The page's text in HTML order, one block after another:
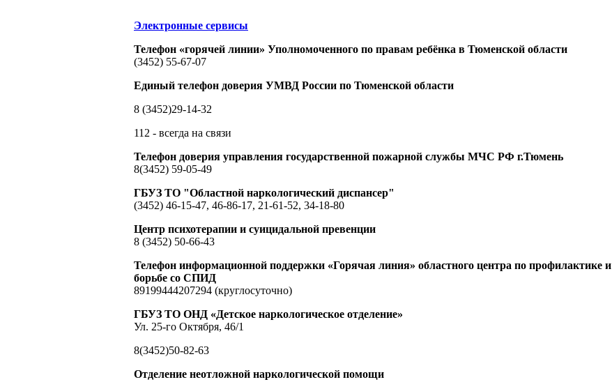
Электронные сервисы
Телефон «горячей линии» Уполномоченного по правам ребёнка в Тюменской области
(3452) 55-67-07
Единый телефон доверия УМВД России по Тюменской области
8 (3452)29-14-32
112 - всегда на связи
Телефон доверия управления государственной пожарной службы МЧС РФ г.Тюмень
8(3452) 59-05-49
ГБУЗ ТО "Областной наркологический диспансер"
(3452) 46-15-47, 46-86-17, 21-61-52, 34-18-80
Центр психотерапии и суицидальной превенции
8 (3452) 50-66-43
Телефон информационной поддержки «Горячая линия» областного центра по профилактике и
борьбе со СПИД
89199444207294 (круглосуточно)
ГБУЗ ТО ОНД «Детское наркологическое отделение»
Ул. 25-го Октября, 46/1
8(3452)50-82-63
Отделение неотложной наркологической помощи